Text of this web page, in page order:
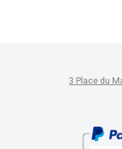
3 Place du